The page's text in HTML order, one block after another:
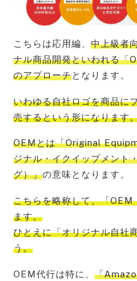
こちらは応用編、中上級者
ナル商品開発といわれる「
のアプローチとなります。
いわゆる自社ロゴを商品に
売するという形になります
OEMとは「Original
ジナル・イクイップメント
グ）」の意味となります。
こちらを略称して、「OEM
ます。
ひとえに「オリジナル自社
う。
OEM代行は特に、「